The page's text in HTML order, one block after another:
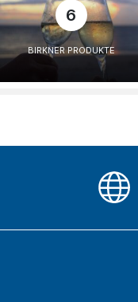
6
BIRKNER PRODUKTE